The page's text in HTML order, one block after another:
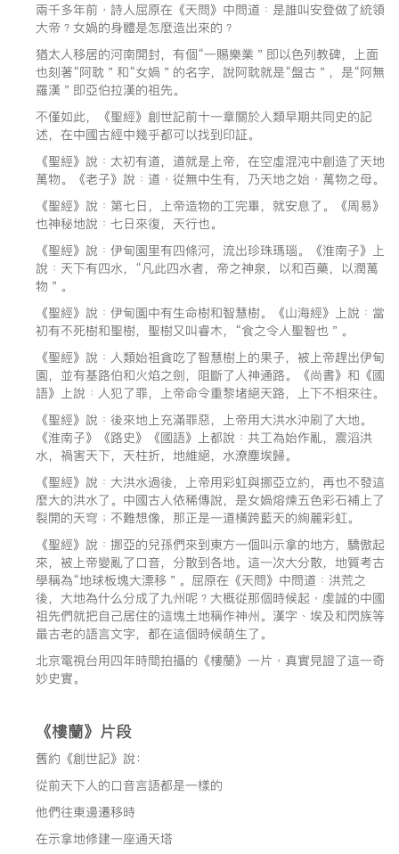
兩千多年前﹐詩人屈原在《天問》中問道﹕是誰叫安登做了統領
大帝﹖女媧的身體是怎麼造出來的﹖
猶太人移居的河南開封，有個“一賜樂業＂即以色列教碑，上面
也刻著“阿耽＂和“女媧＂的名字，說阿耽就是“盤古＂，是“阿無
羅漢＂即亞伯拉漢的祖先。
不僅如此，《聖經》創世記前十一章關於人類早期共同史的記
述，在中國古經中幾乎都可以找到印証。
《聖經》說﹕太初有道，道就是上帝，在空虛混沌中創造了天地
萬物。《老子》說﹕道﹐從無中生有，乃天地之始﹐萬物之母。
《聖經》說﹕第七日，上帝造物的工完畢，就安息了。《周易》
也神秘地說﹕七日來復，天行也。
《聖經》說﹕伊甸園里有四條河，流出珍珠瑪瑙。《淮南子》上
說﹕天下有四水，“凡此四水者，帝之神泉，以和百藥，以潤萬
物＂。
《聖經》說﹕伊甸園中有生命樹和智慧樹。《山海經》上說﹕當
初有不死樹和聖樹，聖樹又叫睿木，“食之令人聖智也＂。
《聖經》說﹕人類始祖貪吃了智慧樹上的果子，被上帝趕出伊甸
園，並有基路伯和火焰之劍，阻斷了人神通路。《尚書》和《國
語》上說﹕人犯了罪，上帝命令重黎堵絕天路，上下不相來往。
《聖經》說﹕後來地上充滿罪惡，上帝用大洪水沖刷了大地。
《淮南子》《路史》《國語》上都說﹕共工為始作亂，震滔洪
水，禍害天下，天柱折，地維絕，水潦塵埃歸。
《聖經》說﹕大洪水過後，上帝用彩虹與挪亞立約，再也不發這
麼大的洪水了。中國古人依稀傳說，是女媧熔煉五色彩石補上了
裂開的天穹﹔不難想像，那正是一道橫跨藍天的絢麗彩虹。
《聖經》說﹕挪亞的兒孫們來到東方一個叫示拿的地方，驕傲起
來，被上帝變亂了口音，分散到各地。這一次大分散，地質考古
學稱為“地球板塊大漂移＂。屈原在《天問》中問道﹕洪荒之
後，大地為什么分成了九州呢﹖大概從那個時候起﹐虔誠的中國
祖先們就把自己居住的這塊土地稱作神州。漢字﹑埃及和閃族等
最古老的語言文字，都在這個時候萌生了。
北京電視台用四年時間拍攝的《樓蘭》一片﹐真實見證了這一奇
妙史實。
《樓蘭》片段
舊約《創世記》說：
從前天下人的口音言語都是一樣的
他們往東邊遷移時
在示拿地修建一座通天塔